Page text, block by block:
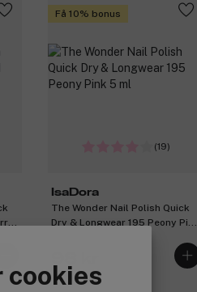
cookies
Få 10% bonus
(19)
IsaDora
The Wonder Nail Polish Quick
Dry & Longwear 195 Peony Pink